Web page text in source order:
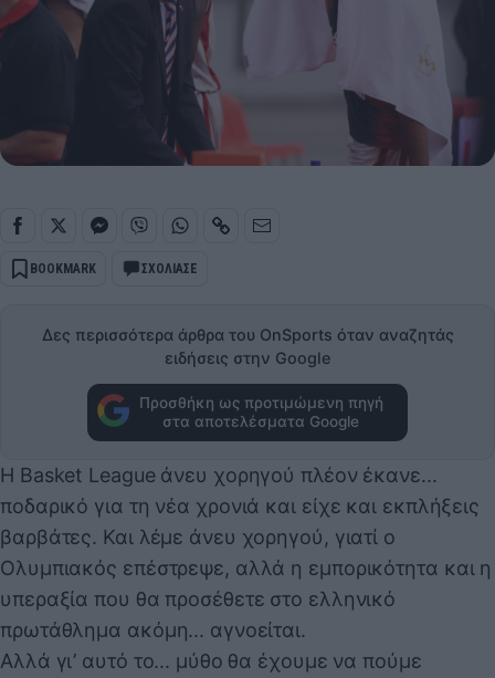
BOOKMARK ΣΧΟΛΙΑΣΕ
Δες περισσότερα άρθρα του OnSports όταν αναζητάς
ειδήσεις στην Google
Προσθήκη ως προτιμώμενη πηγή
στα αποτελέσματα Google
Η Basket League άνευ χορηγού πλέον έκανε...
ποδαρικό για τη νέα χρονιά και είχε και εκπλήξεις
βαρβάτες. Και λέμε άνευ χορηγού, γιατί ο
Ολυμπιακός επέστρεψε, αλλά η εμπορικότητα και η
υπεραξία που θα προσέθετε στο ελληνικό
πρωτάθλημα ακόμη... αγνοείται.
Αλλά γι’ αυτό το... μύθο θα έχουμε να πούμε